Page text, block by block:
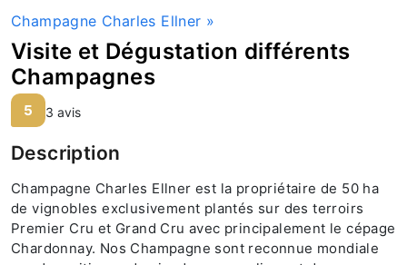
Champagne Charles Ellner »
Visite et Dégustation différents
Champagnes
5 3 avis
Description
Champagne Charles Ellner est la propriétaire de 50 ha
de vignobles exclusivement plantés sur des terroirs
Premier Cru et Grand Cru avec principalement le cépage
Chardonnay. Nos Champagne sont reconnue mondiale